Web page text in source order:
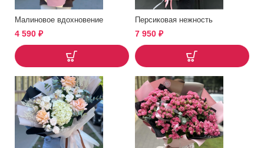
Малиновое вдохновение
4 590 ₽
Персиковая нежность
7 950 ₽